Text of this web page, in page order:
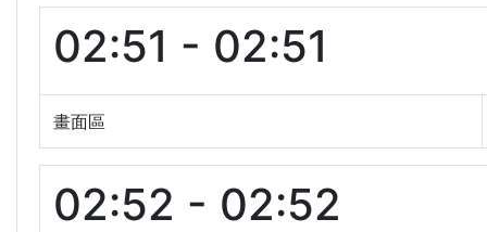
02:51 - 02:51
畫面區
02:52 - 02:52